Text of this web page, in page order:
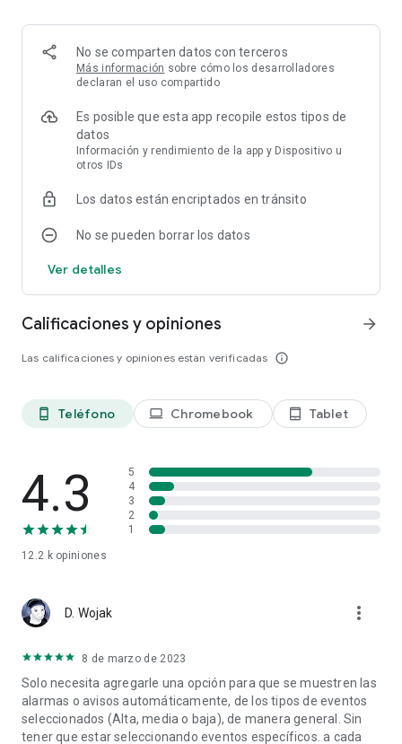
otros símbolos financieros, este calendario económico le
resultará muy útil.
DATOS EN TIEMPO REAL
eventos: los datos relacionados se recopilan en tiempo real
directamente de los recursos públicos. Los eventos y las
publicaciones de los indicadores aparecen en Tradays sin
retrasos y pueden ser utilizados a la hora de comerciar las 24
horas del día y los 7 días de la semana.
HISTORIA Y GRÁFICOS DE DATOS
Para cada indicador están disponibles los valores históricos,
indicadores económicos se ofrecen junto con sus datos
históricos, descritos en gráficos y recuadros.
No se pierda un solo evento económico importante con las
antemano, podrá realizar transacciones comerciales
efectivas. Podrá configurar en la aplicación cualquier número
SOPORTE EN 9 IDIOMAS
Las descripciones detalladas en los 9 idiomas más
extendidos le ayudarán a entender el impacto de los eventos
e indicadores en diversos instrumentos financieros. Esta
funcionalidad tan completa hace que la aplicación sea muy
útil, incluso para principiantes.
No se comparten datos con terceros
Más información sobre cómo los desarrolladores
declaran el uso compartido
Es posible que esta app recopile estos tipos de
datos
Información y rendimiento de la app y Dispositivo u
otros IDs
Los datos están encriptados en tránsito
No se pueden borrar los datos
Ver detalles
Calificaciones y opiniones
Las calificaciones y opiniones están verificadas info_outline
arrow_forward
phone_android Teléfono laptop Chromebook tablet_android Tablet
4.3
12.2 kopiniones
5
4
3
2
1
D. Wojak more_vert
8 de marzo de 2023
Solo necesita agregarle una opción para que se muestren las
alarmas o avisos automáticamente, de los tipos de eventos
seleccionados (Alta, media o baja), de manera general. Sin
tener que estar seleccionando eventos específicos. a cada